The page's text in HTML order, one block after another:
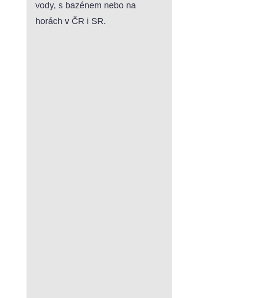
vody, s bazénem nebo na
horách v ČR i SR.